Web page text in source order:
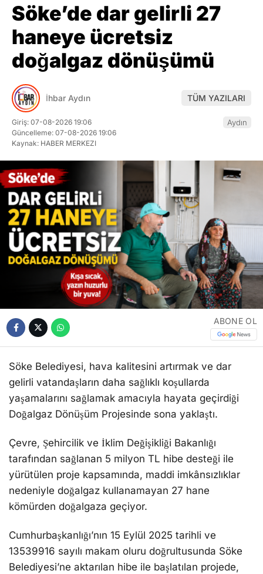
Söke’de dar gelirli 27
haneye ücretsiz
doğalgaz dönüşümü
İhbar Aydın TÜM YAZILARI
Giriş: 07-08-2026 19:06
Güncelleme: 07-08-2026 19:06
Kaynak: HABER MERKEZI
Aydın
ABONE OL
Söke Belediyesi, hava kalitesini artırmak ve dar
gelirli vatandaşların daha sağlıklı koşullarda
yaşamalarını sağlamak amacıyla hayata geçirdiği
Doğalgaz Dönüşüm Projesinde sona yaklaştı.
Çevre, Şehircilik ve İklim Değişikliği Bakanlığı
tarafından sağlanan 5 milyon TL hibe desteği ile
yürütülen proje kapsamında, maddi imkânsızlıklar
nedeniyle doğalgaz kullanamayan 27 hane
kömürden doğalgaza geçiyor.
Cumhurbaşkanlığı’nın 15 Eylül 2025 tarihli ve
13539916 sayılı makam oluru doğrultusunda Söke
Belediyesi’ne aktarılan hibe ile başlatılan projede,